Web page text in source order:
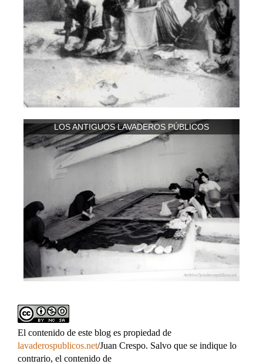
LOS ANTIGUOS LAVADEROS PÚBLICOS
El contenido de este blog es propiedad de
lavaderospublicos.net/Juan Crespo. Salvo que se indique lo
contrario, el contenido de